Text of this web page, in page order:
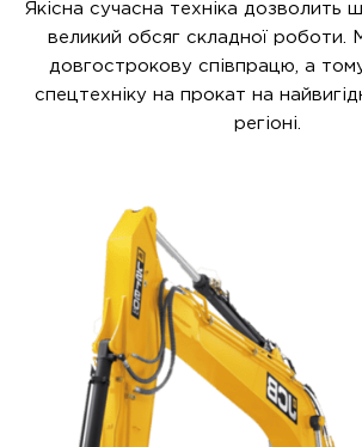
Якісна сучасна техніка дозволить
великий обсяг складної роботи.
довгострокову співпрацю, а
спецтехніку на прокат на
регіоні.